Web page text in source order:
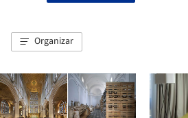
Organizar